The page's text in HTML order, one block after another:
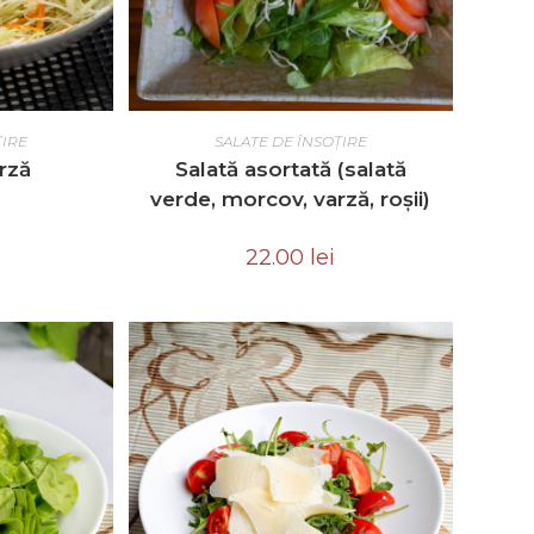
ADD TO CART
SALATE DE ÎNSOȚIRE
Salată asortată (salată
verde, morcov, varză, roșii)
22.00 lei